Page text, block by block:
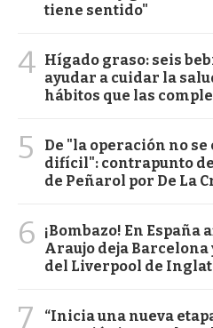
tiene sentido"
4 Hígado graso: seis
ayudar a cuidar la
hábitos que las
5
De "la operación no
difícil": contrapunto
de Peñarol por De La
6
¡Bombazo! En
Araujo deja Barcelona
del Liverpool de
7
“Inicia una nueva